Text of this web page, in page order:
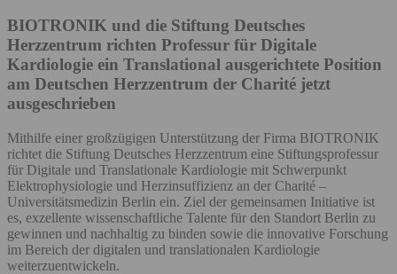
BIOTRONIK und die Stiftung Deutsches
Herzzentrum richten Professur für Digitale
Kardiologie ein Translational ausgerichtete Position
am Deutschen Herzzentrum der Charité jetzt
ausgeschrieben
Mithilfe einer großzügigen Unterstützung der Firma BIOTRONIK
richtet die Stiftung Deutsches Herzzentrum eine Stiftungsprofessur
für Digitale und Translationale Kardiologie mit Schwerpunkt
Elektrophysiologie und Herzinsuffizienz an der Charité –
Universitätsmedizin Berlin ein. Ziel der gemeinsamen Initiative ist
es, exzellente wissenschaftliche Talente für den Standort Berlin zu
gewinnen und nachhaltig zu binden sowie die innovative Forschung
im Bereich der digitalen und translationalen Kardiologie
weiterzuentwickeln.